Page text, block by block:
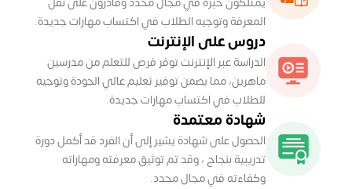
المعرفة وتوجيه الطلاب في اكتساب مهارات جديدة.
دروس على الإنترنت
الدراسة عبر الإنترنت توفر فرص للتعلم من مدرسين
ماهرين، مما يضمن توفير تعليم عالي الجودة وتوجيه
للطلاب في اكتساب مهارات جديدة.
شهادة معتمدة
الحصول على شهادة يشير إلى أن الفرد قد أكمل دورة
تدريبية بنجاح ، وقد تم توثيق معرفته ومهاراته
وكفاءته في مجال محدد.